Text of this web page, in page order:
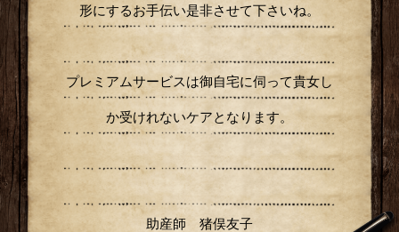
形にするお手伝い是非させて下さいね。
プレミアムサービスは御自宅に伺って貴女し
か受けれないケアとなります。
助産師 猪俣友子